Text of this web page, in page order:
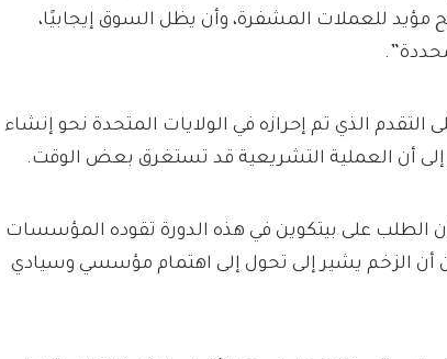
للعملات المشفرة، وأن يظل السوق إيجابيًا،
الذي تم إحرازه في الولايات المتحدة نحو إنشاء
إلى أن العملية التشريعية قد تستغرق بعض الوقت.
الطلب على بيتكوين في هذه الدورة تقوده المؤسسات
أن الزخم يشير إلى تحول إلى اهتمام مؤسسي وسيادي